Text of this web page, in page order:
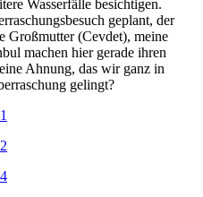
Wasserfälle besichtigen.
geplant, der
(Cevdet), meine
machen hier gerade ihren
Ahnung, das wir ganz in
gelingt?